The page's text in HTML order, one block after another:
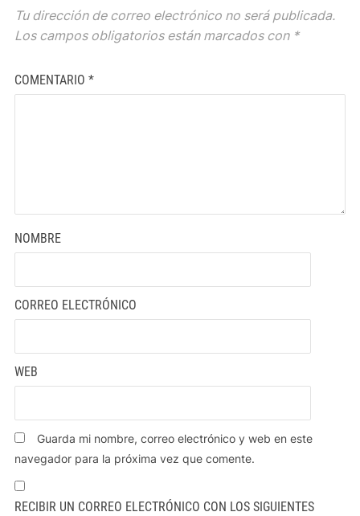
Tu dirección de correo electrónico no será publicada.
Los campos obligatorios están marcados con *
COMENTARIO *
NOMBRE
CORREO ELECTRÓNICO
WEB
Guarda mi nombre, correo electrónico y web en este
navegador para la próxima vez que comente.
RECIBIR UN CORREO ELECTRÓNICO CON LOS SIGUIENTES